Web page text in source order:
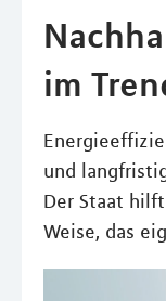
im
und
Der Staat
Weise, das